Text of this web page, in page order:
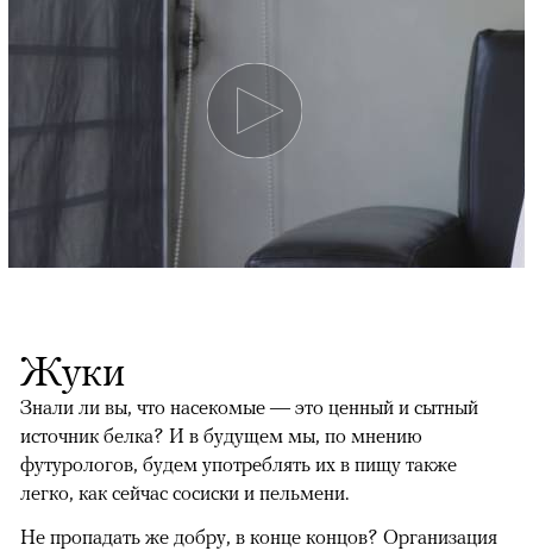
Жуки
Знали ли вы, что насекомые — это ценный и сытный
источник белка? И в будущем мы, по мнению
футурологов, будем употреблять их в пищу также
легко, как сейчас сосиски и пельмени.
Не пропадать же добру, в конце концов? Организация